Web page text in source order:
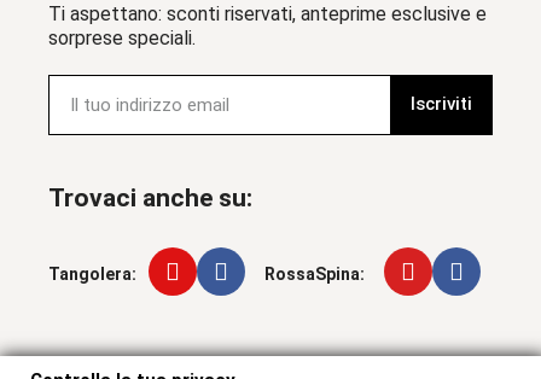
Ti aspettano: sconti riservati, anteprime esclusive e
sorprese speciali.
Iscriviti
Trovaci anche su:
Tangolera: RossaSpina:
Controlla la tua privacy